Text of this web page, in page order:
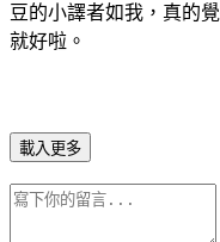
豆的小譯者如我，真的
就好啦。
載入更多